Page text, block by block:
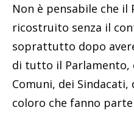
Non è pensabile che il
ricostruito senza il
soprattutto dopo
di tutto il Parlamento,
Comuni, dei
coloro che fanno